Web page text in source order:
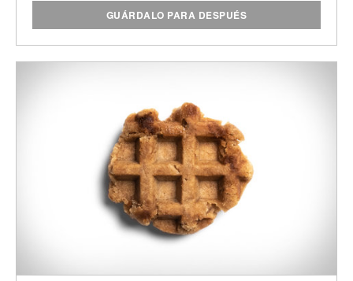
GUÁRDALO PARA DESPUÉS